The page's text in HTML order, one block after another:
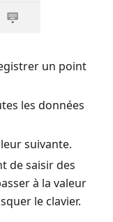
un point
les données
suivante.
de saisir des
à la valeur
le clavier.